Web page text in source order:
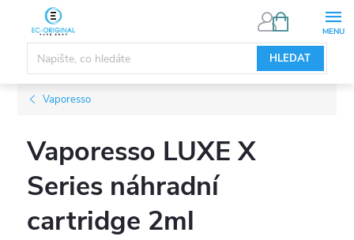
obsah
HLEDAT
NÁKUPNÍ
Vaporesso
Vaporesso LUXE X
Series náhradní
cartridge 2ml